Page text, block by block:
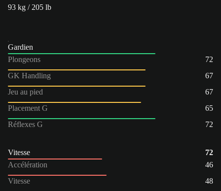
93 kg / 205 lb
Gardien
Plongeons
72
GK Handling
67
Jeu au pied
67
Placement G
65
Réflexes G
72
Vitesse
72
Accélération
46
Vitesse
48